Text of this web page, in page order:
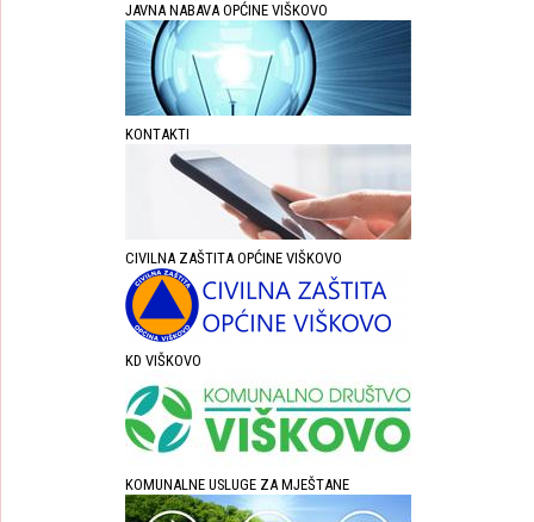
JAVNA NABAVA OPĆINE VIŠKOVO
KONTAKTI
CIVILNA ZAŠTITA OPĆINE VIŠKOVO
KD VIŠKOVO
KOMUNALNE USLUGE ZA MJEŠTANE